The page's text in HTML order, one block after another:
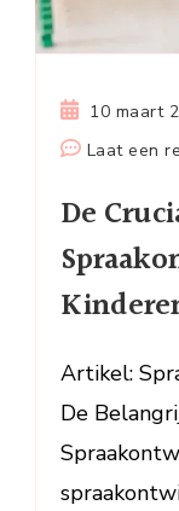
10 maart
Laat een
De
Artikel:
De